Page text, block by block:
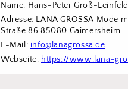
Name: Hans-Peter Groß-
Adresse: LANA GROSSA Mode
Straße 86 85080 Gaimersheim
E-Mail: info@lanagrossa.de
Webseite: https://www.lana-